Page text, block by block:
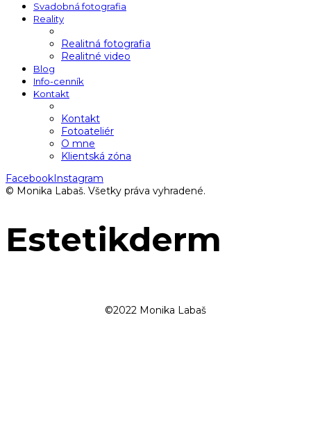
Svadobná fotografia
Reality
Realitná fotografia
Realitné video
Blog
Info-cenník
Kontakt
Kontakt
Fotoateliér
O mne
Klientská zóna
FacebookInstagram
© Monika Labaš. Všetky práva vyhradené.
Estetikderm
©2022 Monika Labaš